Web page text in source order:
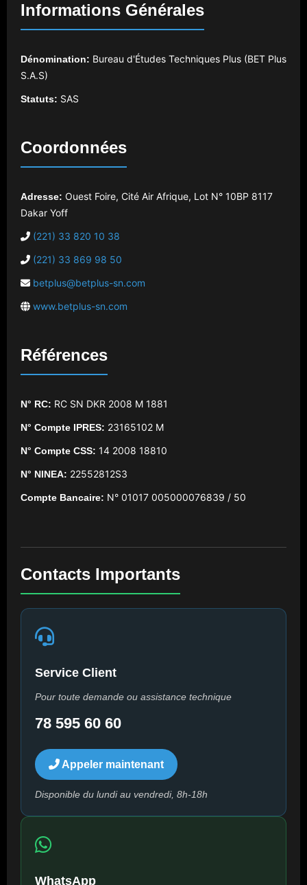
Informations Générales
Dénomination: Bureau d'Études Techniques Plus (BET Plus
S.A.S)
Statuts: SAS
Coordonnées
Adresse: Ouest Foire, Cité Air Afrique, Lot N° 10BP 8117
Dakar Yoff
(221) 33 820 10 38
(221) 33 869 98 50
betplus@betplus-sn.com
www.betplus-sn.com
Références
N° RC: RC SN DKR 2008 M 1881
N° Compte IPRES: 23165102 M
N° Compte CSS: 14 2008 18810
N° NINEA: 22552812S3
Compte Bancaire: N° 01017 005000076839 / 50
Contacts Importants
Service Client
Pour toute demande ou assistance technique
78 595 60 60
Appeler maintenant
Disponible du lundi au vendredi, 8h-18h
WhatsApp